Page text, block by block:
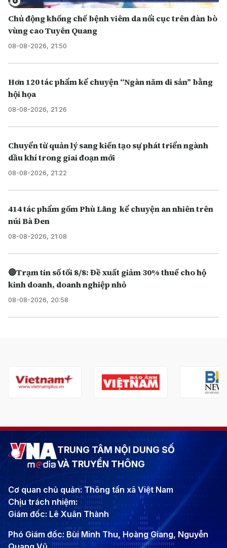
Chủ động khống chế bệnh viêm da nổi cục trên đàn bò
vùng cao Tuyên Quang
08-08-2026, 21:50
Hơn 120 tác phẩm kể chuyện “Ngàn năm di sản” bằng
hội họa
08-08-2026, 21:26
Chuyển từ quản lý sang kiến tạo sự phát triển ngành
dầu khí trong giai đoạn mới
08-08-2026, 21:22
414 tác phẩm gốm Phù Lãng kể chuyện an nhiên trên
núi Bà Đen
08-08-2026, 21:08
🔴Trạm tin số tối 8/8: Đề xuất giảm 30% thuế cho hộ
kinh doanh, doanh nghiệp nhỏ
08-08-2026, 20:58
TRUNG TÂM NỘI DUNG SỐ
VÀ TRUYỀN THÔNG
Cơ quan chủ quản: Thông tấn xã Việt Nam
Chịu trách nhiệm:
Giám đốc: Lê Xuân Thành
Phó Giám đốc: Bùi Minh Thu, Hoàng Giang, Nguyễn